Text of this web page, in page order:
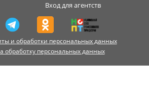
Вход для агентств
и обработки персональных данных
обработку персональных данных